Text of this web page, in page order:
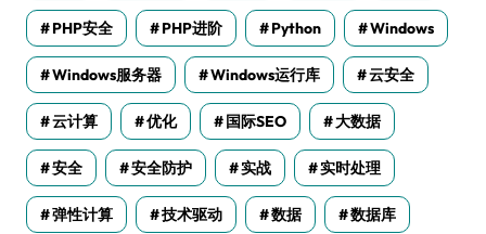
PHP安全 PHP进阶 Python Windows
Windows服务器 Windows运行库 云安全
云计算 优化 国际SEO 大数据
安全 安全防护 实战 实时处理
弹性计算 技术驱动 数据 数据库